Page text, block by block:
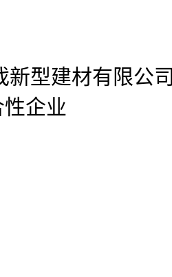
新型建材有限公司
企业